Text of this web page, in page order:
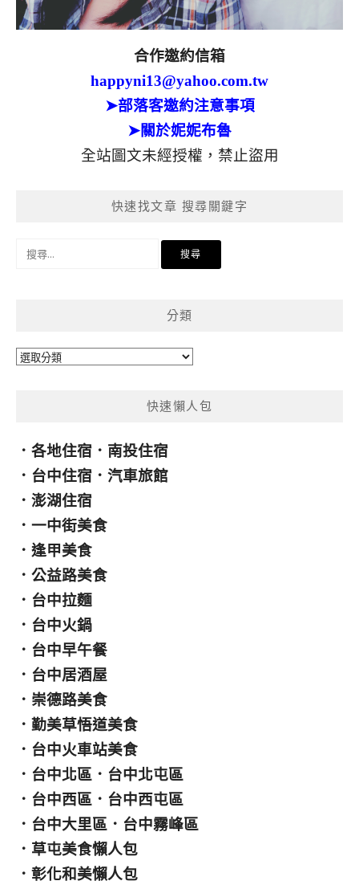
合作邀約信箱
happyni13@yahoo.com.tw
➤部落客邀約注意事項
➤關於妮妮布魯
全站圖文未經授權，禁止盜用
快速找文章 搜尋關鍵字
分類
分
快速懶人包
． 各地住宿 ． 南投住宿
． 台中住宿 ． 汽車旅館
． 澎湖住宿
． 一中街美食
． 逢甲美食
． 公益路美食
． 台中拉麵
． 台中火鍋
． 台中早午餐
． 台中居酒屋
． 崇德路美食
． 勤美草悟道美食
． 台中火車站美食
． 台中北區 ． 台中北屯區
． 台中西區 ． 台中西屯區
． 台中大里區 ． 台中霧峰區
． 草屯美食懶人包
． 彰化和美懶人包